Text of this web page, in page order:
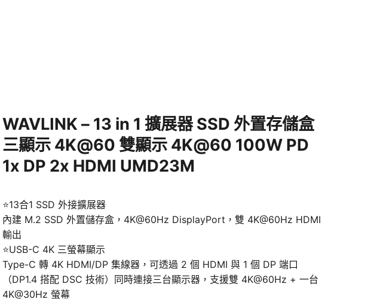
WAVLINK – 13 in 1 擴展器 SSD 外置存儲盒
三顯示 4K@60 雙顯示 4K@60 100W PD
1x DP 2x HDMI UMD23M
⭐13合1 SSD 外接擴展器
內建 M.2 SSD 外置儲存盒，4K@60Hz DisplayPort，雙 4K@60Hz HDMI
輸出
⭐USB-C 4K 三螢幕顯示
Type-C 轉 4K HDMI/DP 集線器，可透過 2 個 HDMI 與 1 個 DP 端口
（DP1.4 搭配 DSC 技術）同時連接三台顯示器，支援雙 4K@60Hz + 一台
4K@30Hz 螢幕